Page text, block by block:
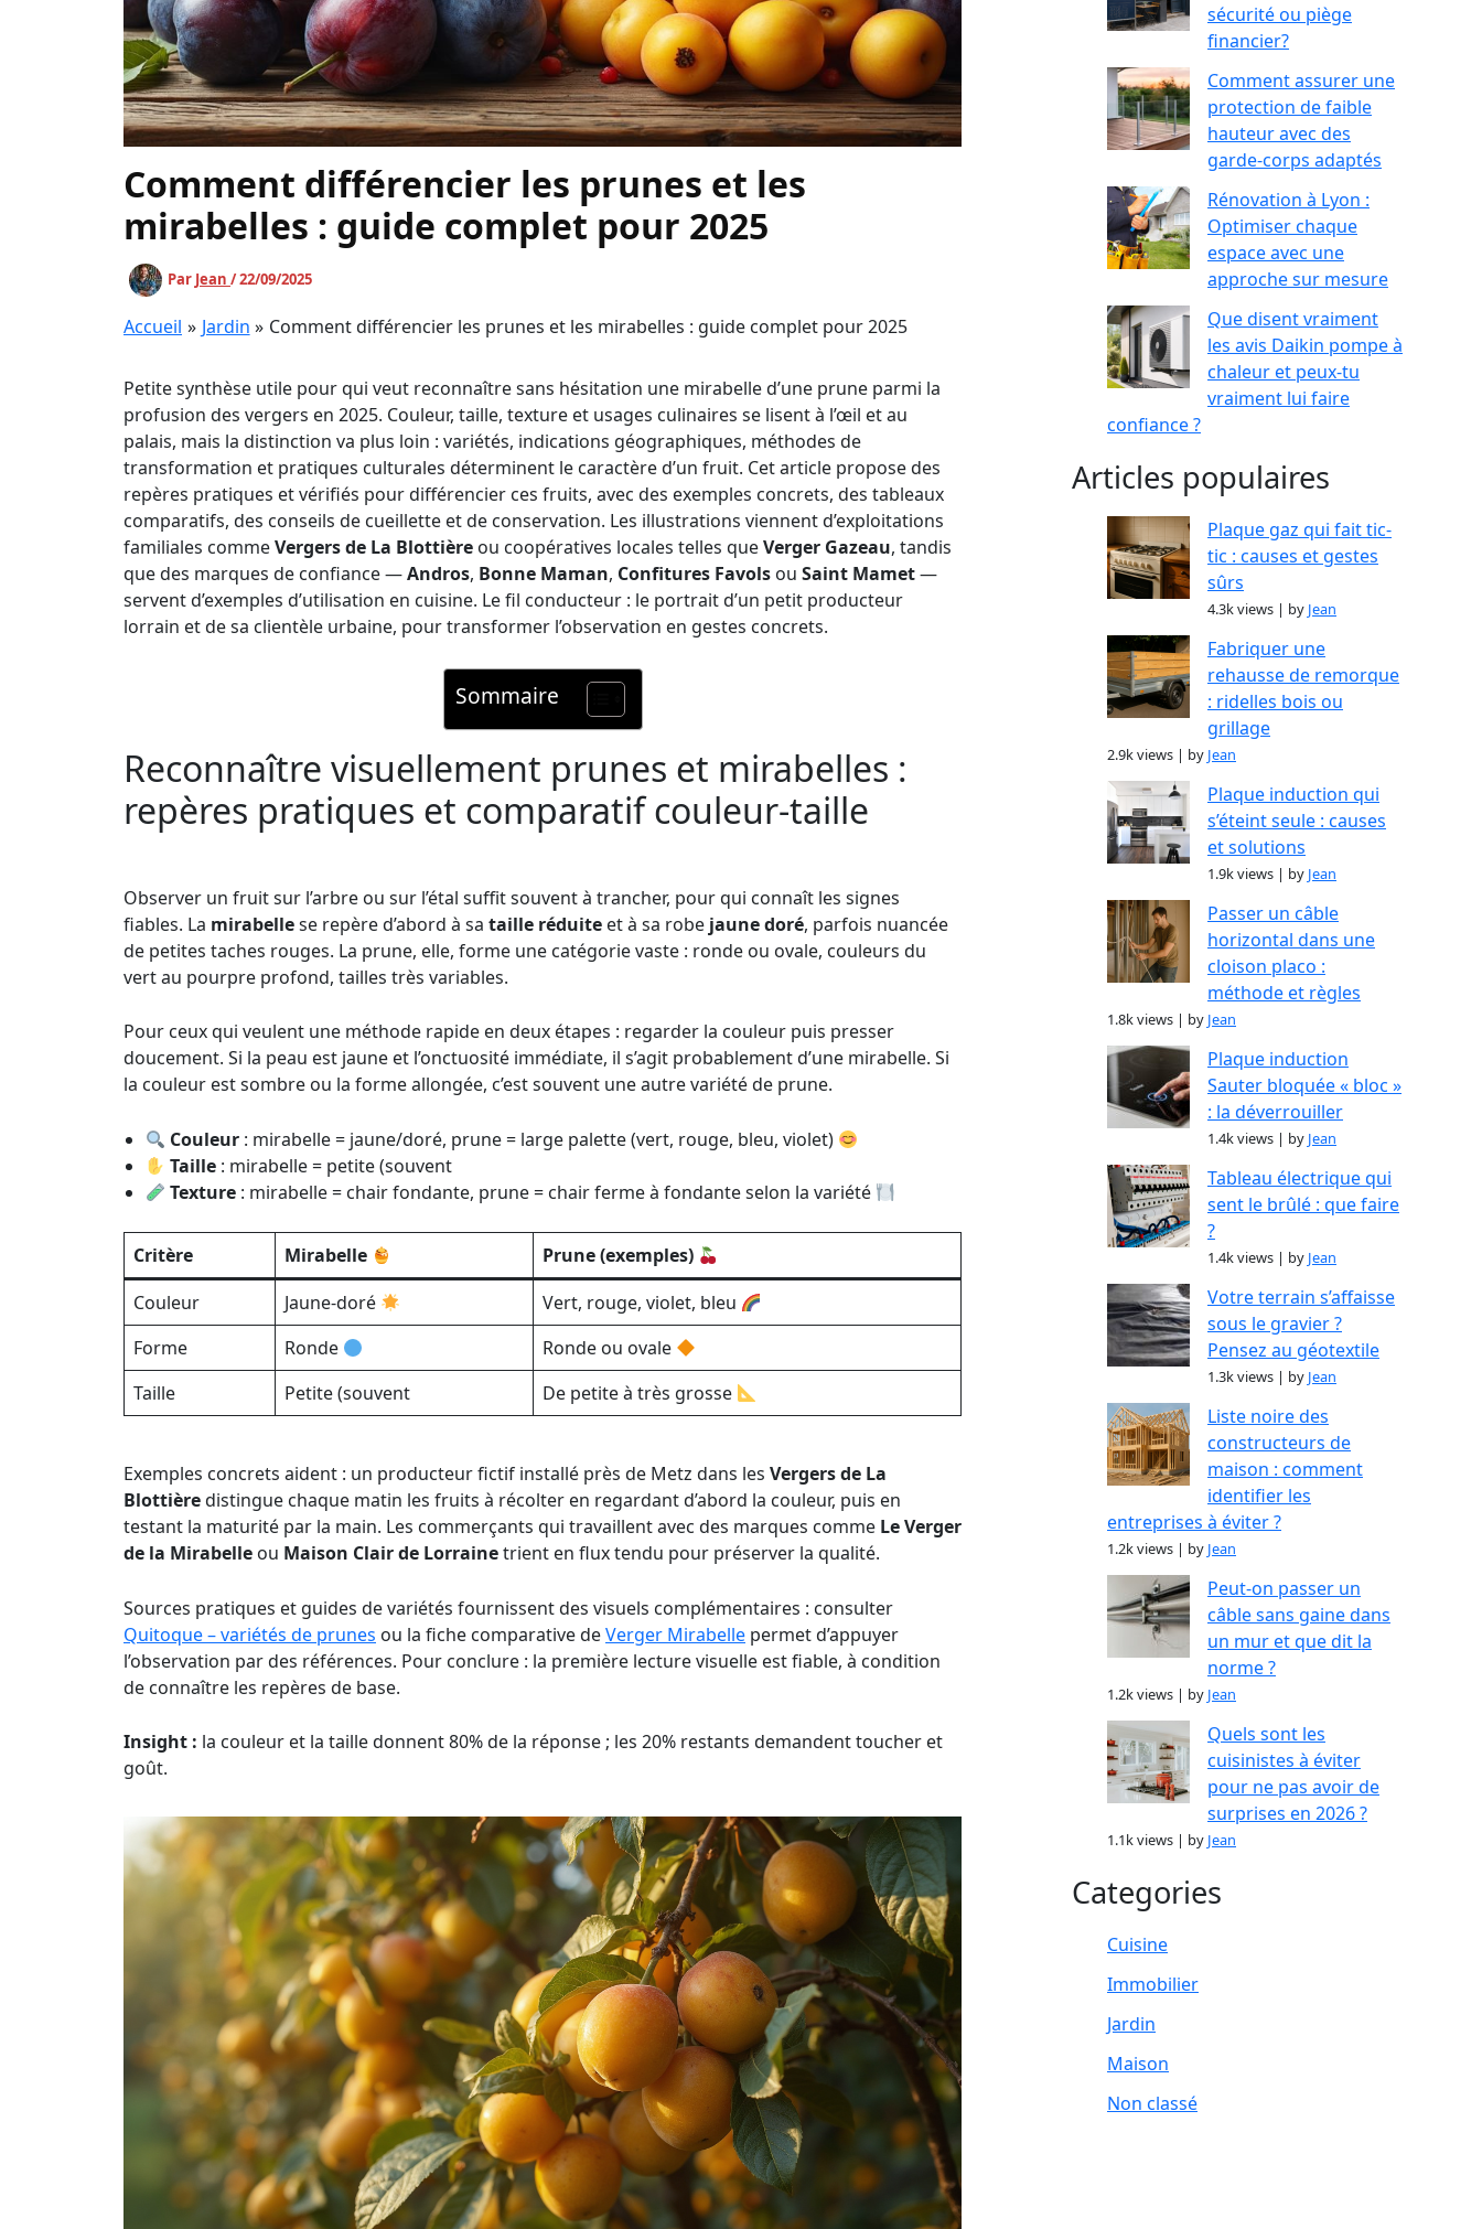
Comment différencier les prunes et les
mirabelles : guide complet pour 2025
Par Jean /22/09/2025
Accueil Jardin Comment différencier les prunes et les mirabelles : guide complet pour 2025
Petite synthèse utile pour qui veut reconnaître sans hésitation une mirabelle d’une prune parmi la
profusion des vergers en 2025. Couleur, taille, texture et usages culinaires se lisent à l’œil et au
palais, mais la distinction va plus loin : variétés, indications géographiques, méthodes de
transformation et pratiques culturales déterminent le caractère d’un fruit. Cet article propose des
repères pratiques et vérifiés pour différencier ces fruits, avec des exemples concrets, des tableaux
comparatifs, des conseils de cueillette et de conservation. Les illustrations viennent d’exploitations
familiales commeVergers de La Blottière ou coopératives locales telles queVerger Gazeau, tandis
que des marques de confiance —Andros, Bonne Maman, Confitures Favols ou Saint Mamet—
servent d’exemples d’utilisation en cuisine. Le fil conducteur : le portrait d’un petit producteur
lorrain et de sa clientèle urbaine, pour transformer l’observation en gestes concrets.
Sommaire
Reconnaître visuellement prunes et mirabelles :
repères pratiques et comparatif couleur-taille
Observer un fruit sur l’arbre ou sur l’étal suffit souvent à trancher, pour qui connaît les signes
fiables. La mirabellese repère d’abord à sa taille réduite et à sa robe jaune doré, parfois nuancée
de petites taches rouges. La prune, elle, forme une catégorie vaste : ronde ou ovale, couleurs du
vert au pourpre profond, tailles très variables.
Pour ceux qui veulent une méthode rapide en deux étapes : regarder la couleur puis presser
doucement. Si la peau est jaune et l’onctuosité immédiate, il s’agit probablement d’une mirabelle. Si
la couleur est sombre ou la forme allongée, c’est souvent une autre variété de prune.
Couleur : mirabelle = jaune/doré, prune = large palette (vert, rouge, bleu, violet)
Taille : mirabelle = petite (souvent
Texture : mirabelle = chair fondante, prune = chair ferme à fondante selon la variété
Critère Mirabelle
Prune (exemples)
Couleur
Jaune-doré
Vert, rouge, violet, bleu
Forme
Ronde
Ronde ou ovale
Taille
Petite (souvent De petite à très grosse
Exemples concrets aident : un producteur fictif installé près de Metz dans les Vergers de La
Blottièredistingue chaque matin les fruits à récolter en regardant d’abord la couleur, puis en
testant la maturité par la main. Les commerçants qui travaillent avec des marques comme Le Verger
de la Mirabelle ou Maison Clair de Lorrainetrient en flux tendu pour préserver la qualité.
Sources pratiques et guides de variétés fournissent des visuels complémentaires : consulter
Quitoque – variétés de prunes ou la fiche comparative deVerger Mirabelle permet d’appuyer
l’observation par des références. Pour conclure : la première lecture visuelle est fiable, à condition
de connaître les repères de base.
Insight : la couleur et la taille donnent 80% de la réponse ; les 20% restants demandent toucher et
goût.
sécurité ou piège
financier?
Comment assurer une
protection de faible
hauteur avec des
garde-corps adaptés
Rénovation à Lyon :
Optimiser chaque
espace avec une
approche sur mesure
Que disent vraiment
les avis Daikin pompe à
chaleur et peux-tu
vraiment lui faire
confiance ?
Articles populaires
Plaque gaz qui fait tic-
tic : causes et gestes
sûrs
4.3k views | by Jean
Fabriquer une
rehausse de remorque
: ridelles bois ou
grillage
2.9k views | by Jean
Plaque induction qui
s’éteint seule : causes
et solutions
1.9k views | by Jean
Passer un câble
horizontal dans une
cloison placo :
méthode et règles
1.8k views | by Jean
Plaque induction
Sauter bloquée « bloc »
: la déverrouiller
1.4k views | by Jean
Tableau électrique qui
sent le brûlé : que faire
?
1.4k views | by Jean
Votre terrain s’affaisse
sous le gravier ?
Pensez au géotextile
1.3k views | by Jean
Liste noire des
constructeurs de
maison : comment
identifier les
entreprises à éviter ?
1.2k views | by Jean
Peut-on passer un
câble sans gaine dans
un mur et que dit la
norme ?
1.2k views | by Jean
Quels sont les
cuisinistes à éviter
pour ne pas avoir de
surprises en 2026 ?
1.1k views | by Jean
Categories
Cuisine
Immobilier
Jardin
Maison
Non classé